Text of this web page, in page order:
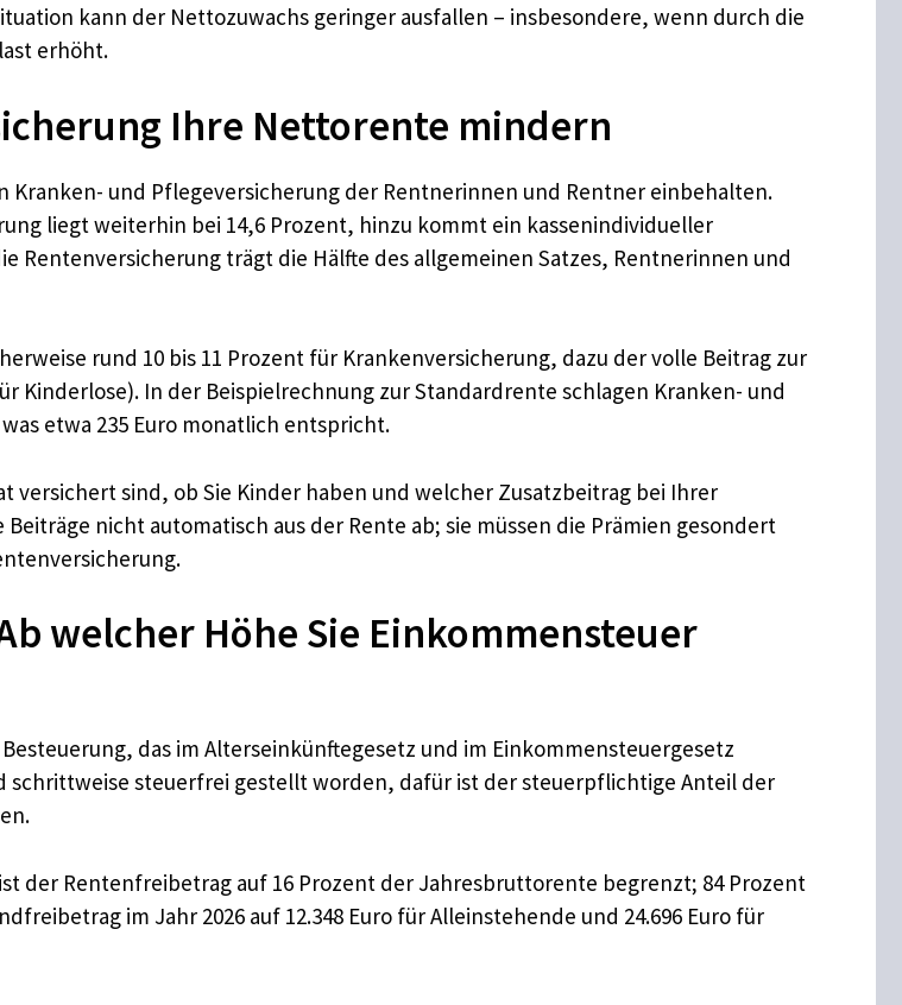
kann der Nettozuwachs geringer ausfallen – insbesondere, wenn durch die
erhöht.
Ihre Nettorente mindern
und Pflegeversicherung der Rentnerinnen und Rentner einbehalten.
liegt weiterhin bei 14,6 Prozent, hinzu kommt ein kassenindividueller
Rentenversicherung trägt die Hälfte des allgemeinen Satzes, Rentnerinnen und
rund 10 bis 11 Prozent für Krankenversicherung, dazu der volle Beitrag zur
Kinderlose). In der Beispielrechnung zur Standardrente schlagen Kranken- und
etwa 235 Euro monatlich entspricht.
versichert sind, ob Sie Kinder haben und welcher Zusatzbeitrag bei Ihrer
nicht automatisch aus der Rente ab; sie müssen die Prämien gesondert
welcher Höhe Sie Einkommensteuer
das im Alterseinkünftegesetz und im Einkommensteuergesetz
schrittweise steuerfrei gestellt worden, dafür ist der steuerpflichtige Anteil der
der Rentenfreibetrag auf 16 Prozent der Jahresbruttorente begrenzt; 84 Prozent
im Jahr 2026 auf 12.348 Euro für Alleinstehende und 24.696 Euro für